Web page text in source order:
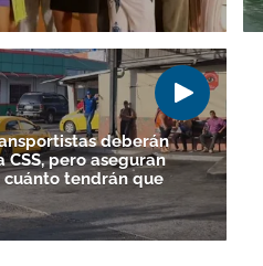
deberán
CSS, pero aseguran
cuánto tendrán que